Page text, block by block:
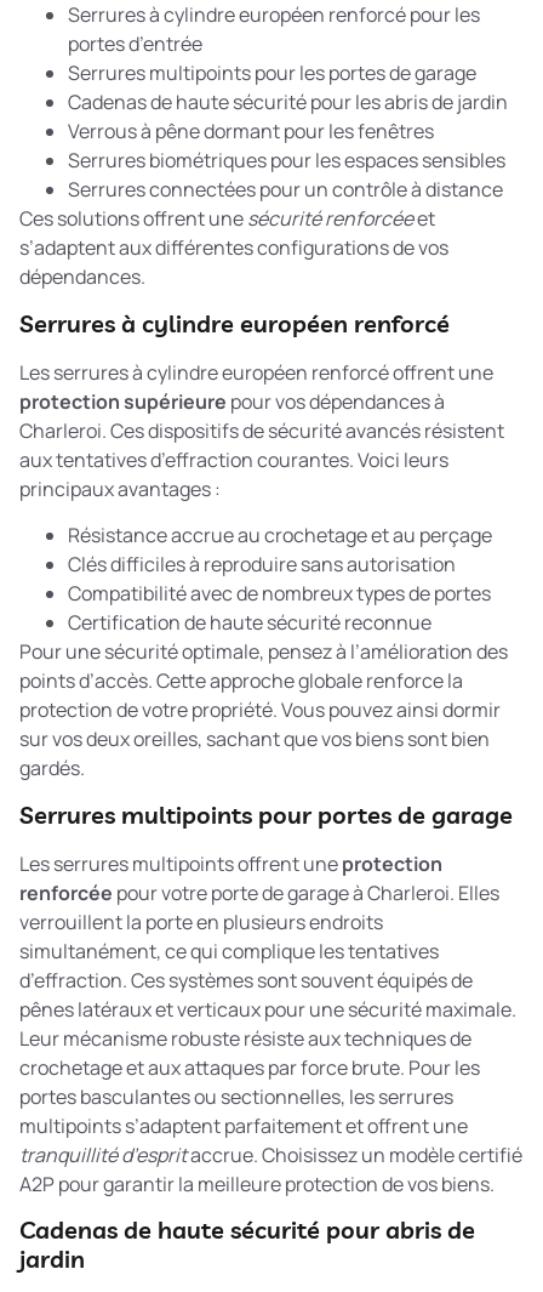
Serrures à cylindre européen renforcé pour les
portes d’entrée
Serrures multipoints pour les portes de garage
Cadenas de haute sécurité pour les abris de jardin
Verrous à pêne dormant pour les fenêtres
Serrures biométriques pour les espaces sensibles
Serrures connectées pour un contrôle à distance
Ces solutions offrent unesécurité renforcéeet
s’adaptent aux différentes configurations de vos
dépendances.
Serrures à cylindre européen renforcé
Les serrures à cylindre européen renforcé offrent une
protection supérieure pour vos dépendances à
Charleroi. Ces dispositifs de sécurité avancés résistent
aux tentatives d’effraction courantes. Voici leurs
principaux avantages :
Résistance accrue au crochetage et au perçage
Clés difficiles à reproduire sans autorisation
Compatibilité avec de nombreux types de portes
Certification de haute sécurité reconnue
Pour une sécurité optimale, pensez à l’amélioration des
points d’accès. Cette approche globale renforce la
protection de votre propriété. Vous pouvez ainsi dormir
sur vos deux oreilles, sachant que vos biens sont bien
gardés.
Serrures multipoints pour portes de garage
Les serrures multipoints offrent uneprotection
renforcée pour votre porte de garage à Charleroi. Elles
verrouillent la porte en plusieurs endroits
simultanément, ce qui complique les tentatives
d’effraction. Ces systèmes sont souvent équipés de
pênes latéraux et verticaux pour une sécurité maximale.
Leur mécanisme robuste résiste aux techniques de
crochetage et aux attaques par force brute. Pour les
portes basculantes ou sectionnelles, les serrures
multipoints s’adaptent parfaitement et offrent une
tranquillité d’espritaccrue. Choisissez un modèle certifié
A2P pour garantir la meilleure protection de vos biens.
Cadenas de haute sécurité pour abris de
jardin